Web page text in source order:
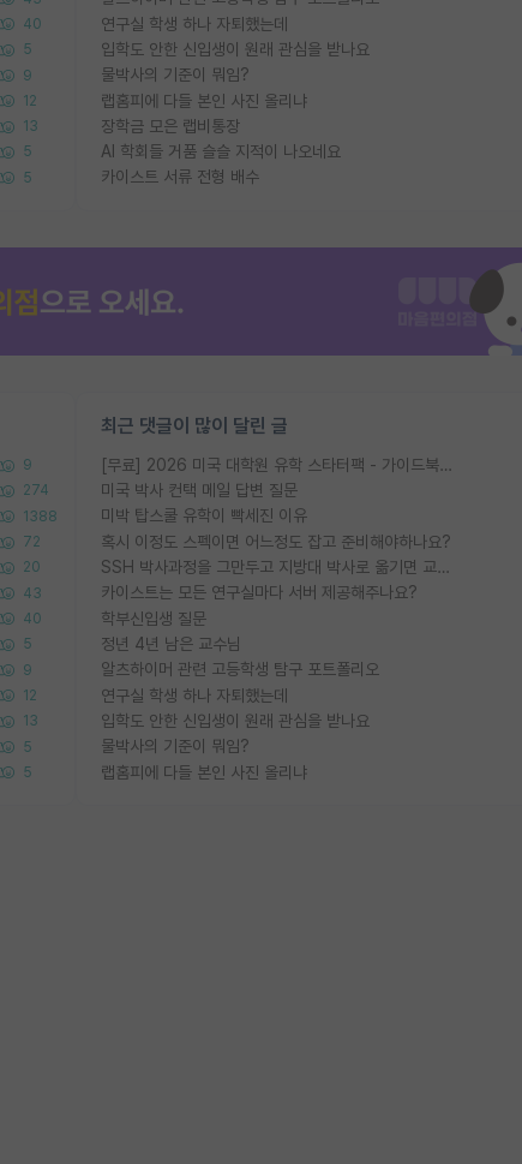
40
5
9
12
13
5
5
연구실 학생 하나 자퇴했는데
입학도 안한 신입생이 원래 관심을 받나요
물박사의 기준이 뭐임?
랩홈피에 다들 본인 사진 올리냐
장학금 모은 랩비통장
AI 학회들 거품 슬슬 지적이 나오네요
카이스트 서류 전형 배수
9
274
1388
72
20
43
40
5
9
12
13
5
5
최근 댓글이 많이 달린 글
[무료] 2026 미국 대학원 유학 스타터팩 - 가이드북 & 합격자 컨택메일 템플릿
미국 박사 컨택 메일 답변 질문
미박 탑스쿨 유학이 빡세진 이유
혹시 이정도 스펙이면 어느정도 잡고 준비해야하나요?
SSH 박사과정을 그만두고 지방대 박사로 옮기면 교수의 꿈은 끝일까요?
카이스트는 모든 연구실마다 서버 제공해주나요?
학부신입생 질문
정년 4년 남은 교수님
알츠하이머 관련 고등학생 탐구 포트폴리오
연구실 학생 하나 자퇴했는데
입학도 안한 신입생이 원래 관심을 받나요
물박사의 기준이 뭐임?
랩홈피에 다들 본인 사진 올리냐